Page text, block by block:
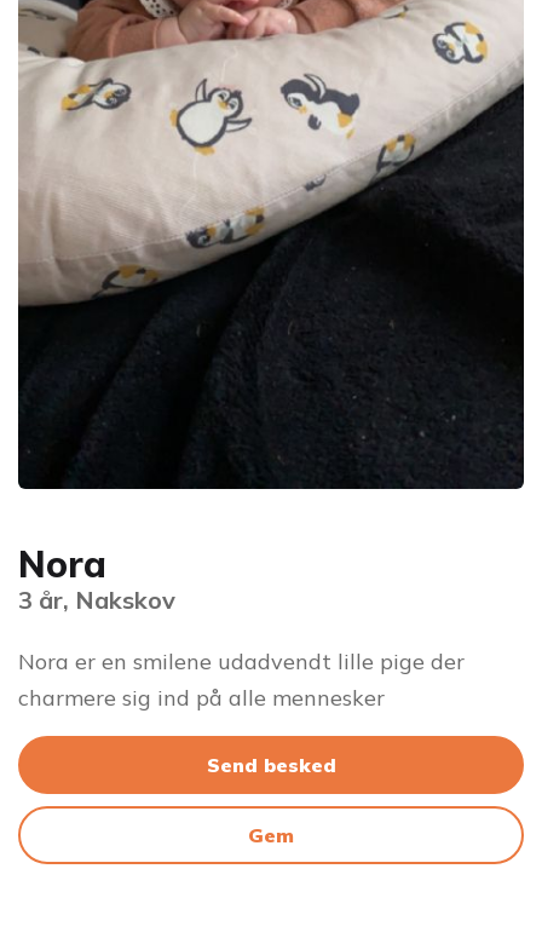
Nora
3 år, Nakskov
Nora er en smilene udadvendt lille pige der
charmere sig ind på alle mennesker
Send besked
Gem